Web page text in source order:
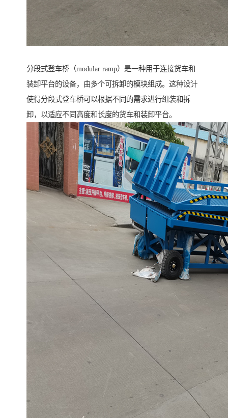
分段式登车桥（modular ramp）是一种用于连接货车和
装卸平台的设备，由多个可拆卸的模块组成。这种设计
使得分段式登车桥可以根据不同的需求进行组装和拆
卸，以适应不同高度和长度的货车和装卸平台。